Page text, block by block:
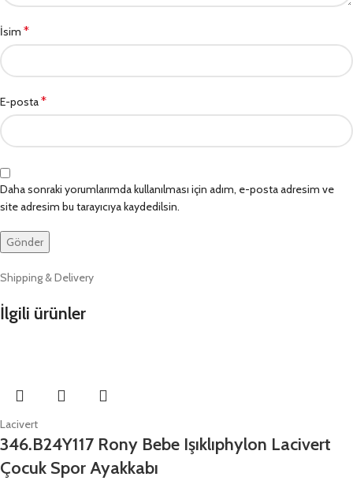
İsim *
E-posta*
Daha sonraki yorumlarımda kullanılması için adım, e-posta adresim ve
site adresim bu tarayıcıya kaydedilsin.
Shipping & Delivery
İlgili ürünler
Lacivert
346.B24Y117 Rony Bebe Işıklıphylon Lacivert
Çocuk Spor Ayakkabı